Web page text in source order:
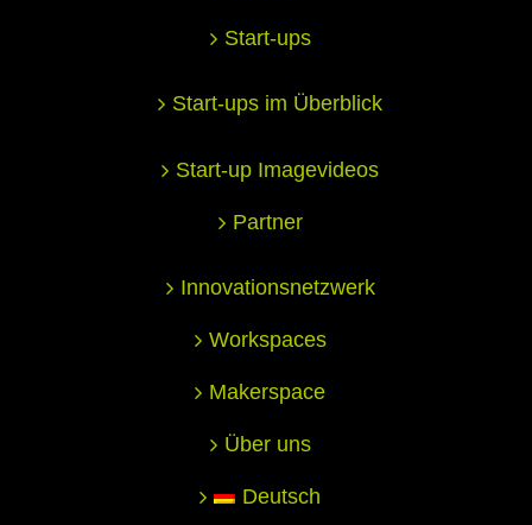
Start-ups
Start-ups im Überblick
Start-up Imagevideos
Partner
Innovationsnetzwerk
Workspaces
Makerspace
Über uns
Deutsch